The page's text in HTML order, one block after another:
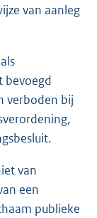
van aanleg
bevoegd
verboden bij
van
een
publieke